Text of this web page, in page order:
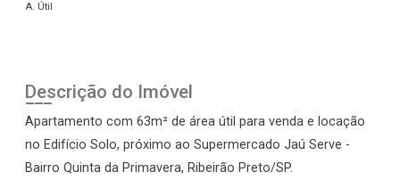
A. Útil
Descrição do Imóvel
Apartamento com 63m² de área útil para venda e locação
no Edifício Solo, próximo ao Supermercado Jaú Serve -
Bairro Quinta da Primavera, Ribeirão Preto/SP.